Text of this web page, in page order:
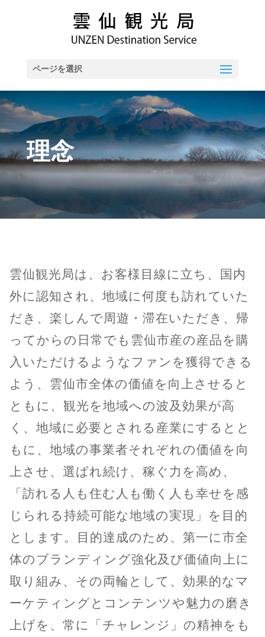
ページを選択
理念
雲仙観光局は、お客様目線に立ち、国内
外に認知され、地域に何度も訪れていた
だき、楽しんで周遊・滞在いただき、帰
ってからの日常でも雲仙市産の産品を購
入いただけるようなファンを獲得できる
よう、雲仙市全体の価値を向上させると
ともに、観光を地域への波及効果が高
く、地域に必要とされる産業にするとと
もに、地域の事業者それぞれの価値を向
上させ、選ばれ続け、稼ぐ力を高め、
「訪れる人も住む人も働く人も幸せを感
じられる持続可能な地域の実現」を目的
とします。目的達成のため、第一に市全
体のブランディング強化及び価値向上に
取り組み、その両輪として、効果的なマ
ーケティングとコンテンツや魅力の磨き
上げを、常に「チャレンジ」の精神をも